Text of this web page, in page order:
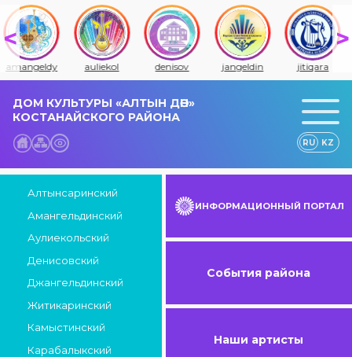
amangeldy auliekol denisov jangeldin jitiqara
ДОМ КУЛЬТУРЫ «АЛТЫН ДӘН»
КОСТАНАЙСКОГО РАЙОНА
RU KZ
Алтынсаринский
Амангельдинский
Аулиекольский
Денисовский
Джангельдинский
Житикаринский
Камыстинский
Карабалыкский
ИНФОРМАЦИОННЫЙ ПОРТАЛ
События района
Наши артисты